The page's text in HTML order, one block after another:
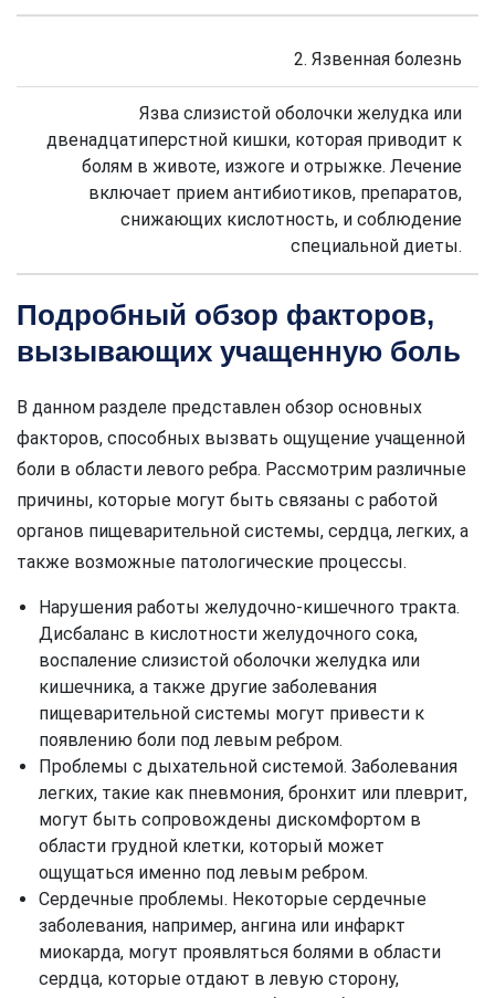
2. Язвенная болезнь
Язва слизистой оболочки желудка или
двенадцатиперстной кишки, которая приводит к
болям в животе, изжоге и отрыжке. Лечение
включает прием антибиотиков, препаратов,
снижающих кислотность, и соблюдение
специальной диеты.
Подробный обзор факторов,
вызывающих учащенную боль
В данном разделе представлен обзор основных
факторов, способных вызвать ощущение учащенной
боли в области левого ребра. Рассмотрим различные
причины, которые могут быть связаны с работой
органов пищеварительной системы, сердца, легких, а
также возможные патологические процессы.
Нарушения работы желудочно-кишечного тракта.
Дисбаланс в кислотности желудочного сока,
воспаление слизистой оболочки желудка или
кишечника, а также другие заболевания
пищеварительной системы могут привести к
появлению боли под левым ребром.
Проблемы с дыхательной системой. Заболевания
легких, такие как пневмония, бронхит или плеврит,
могут быть сопровождены дискомфортом в
области грудной клетки, который может
ощущаться именно под левым ребром.
Сердечные проблемы. Некоторые сердечные
заболевания, например, ангина или инфаркт
миокарда, могут проявляться болями в области
сердца, которые отдают в левую сторону,